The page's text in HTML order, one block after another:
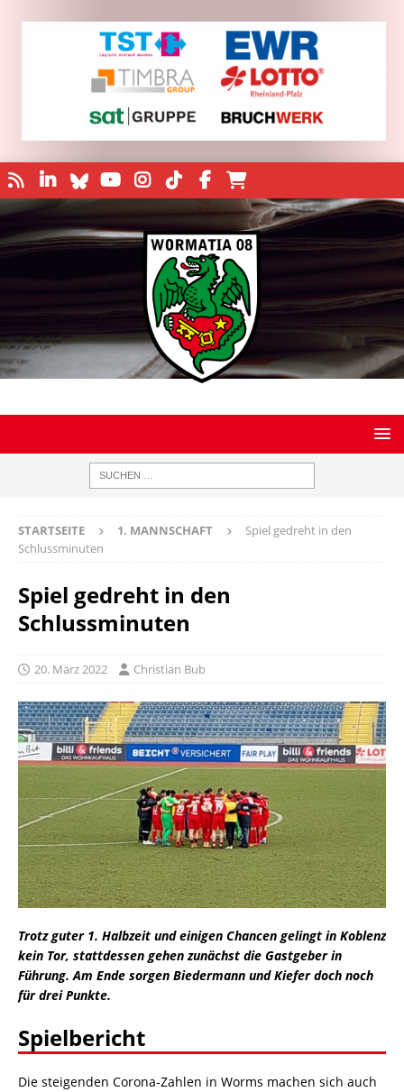
STARTSEITE 1. MANNSCHAFT
Spiel gedreht in den
Schlussminuten
Spiel gedreht in den
Schlussminuten
20. März 2022 Christian Bub
Trotz guter 1. Halbzeit und einigen Chancen gelingt in Koblenz
kein Tor, stattdessen gehen zunächst die Gastgeber in
Führung. Am Ende sorgen Biedermann und Kiefer doch noch
für drei Punkte.
Spielbericht
Die steigenden Corona-Zahlen in Worms machen sich auch